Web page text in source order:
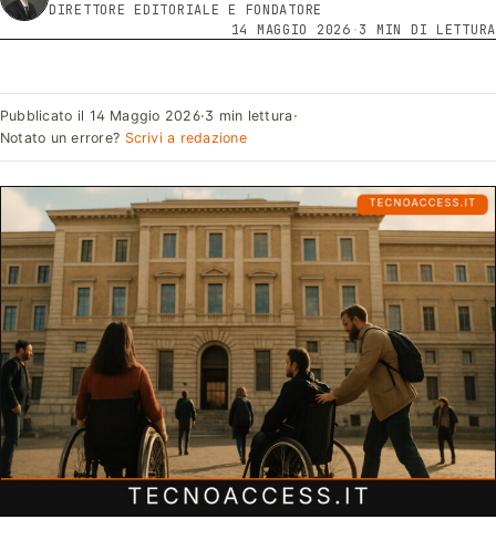
DIRETTORE EDITORIALE E FONDATORE
14 MAGGIO 2026 ·3 MIN DI LETTURA
Pubblicato il 14 Maggio 2026·3 min lettura ·
Notato un errore? Scrivi a redazione